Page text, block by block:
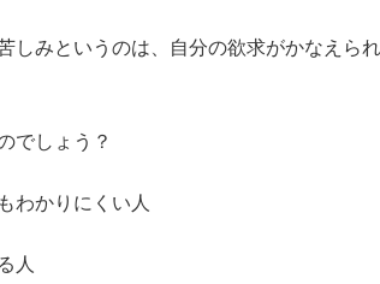
しみというのは、自分の欲求がかなえら
でしょう？
わかりにくい人
人